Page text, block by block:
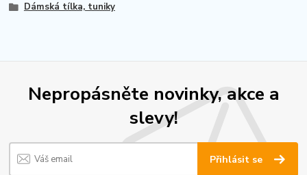
Dámská tílka, tuniky
Nepropásněte novinky, akce a
slevy!
Přihlásit se